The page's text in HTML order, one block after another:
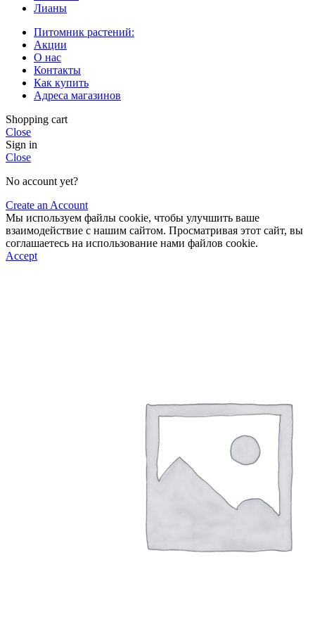
Лианы
Питомник растений:
Акции
О нас
Контакты
Как купить
Адреса магазинов
Shopping cart
Close
Sign in
Close
No account yet?
Create an Account
Мы используем файлы cookie, чтобы улучшить ваше
взаимодействие с нашим сайтом. Просматривая этот сайт, вы
соглашаетесь на использование нами файлов cookie.
Accept